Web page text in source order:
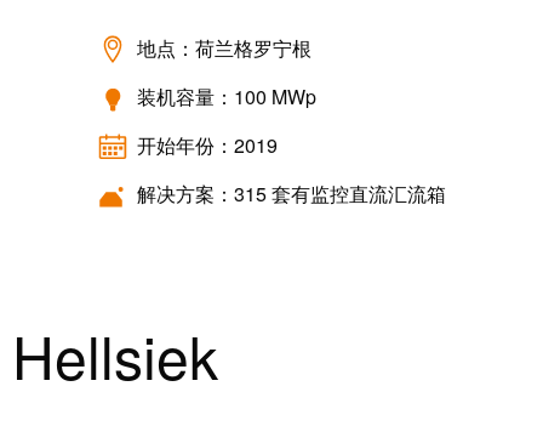
具
量
及
监
控
动
机
投
资
入
股
魏
德
米
米
勒
地点：荷兰格罗宁根
装机容量：100 MWp
开始年份：2019
解决方案：315 套有监控直流汇流箱
Hellsiek